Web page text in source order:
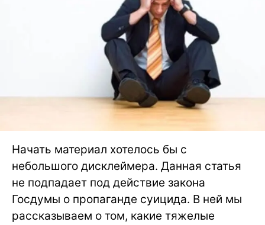
Начать материал хотелось бы с
небольшого дисклеймера. Данная статья
не подпадает под действие закона
Госдумы о пропаганде суицида. В ней мы
рассказываем о том, какие тяжелые